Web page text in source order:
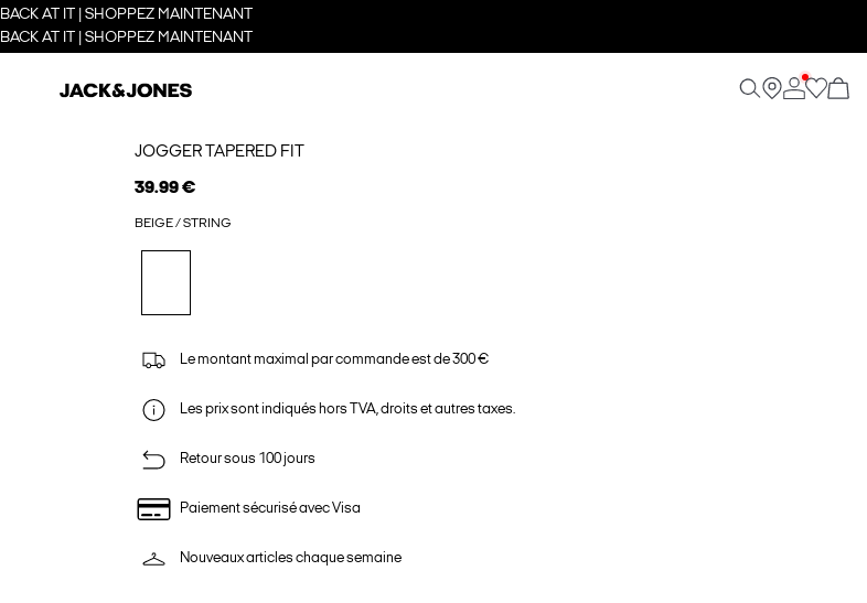
BACK AT IT | SHOPPEZ MAINTENANT
BACK AT IT | SHOPPEZ MAINTENANT
JOGGER TAPERED FIT
39.99 €
BEIGE / STRING
Le montant maximal par commande est de 300 €
Les prix sont indiqués hors TVA, droits et autres taxes.
Retour sous 100 jours
Paiement sécurisé avec Visa
Nouveaux articles chaque semaine